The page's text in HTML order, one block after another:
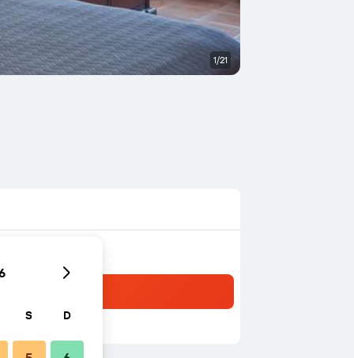
1/21
S D